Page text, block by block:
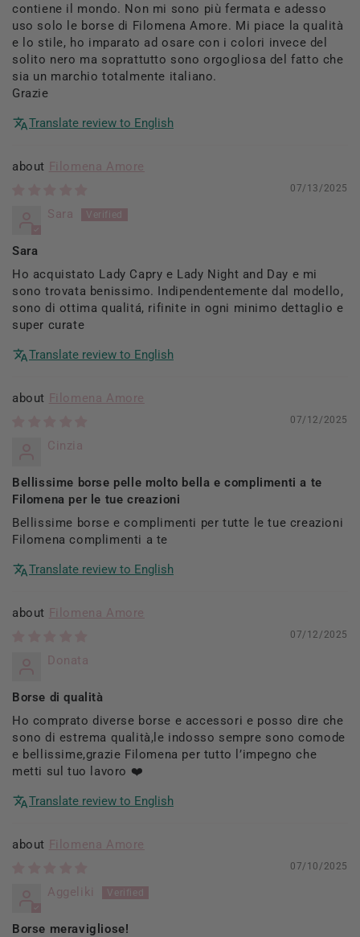
contiene il mondo. Non mi sono più fermata e adesso
uso solo le borse di Filomena Amore. Mi piace la qualità
e lo stile, ho imparato ad osare con i colori invece del
solito nero ma soprattutto sono orgogliosa del fatto che
sia un marchio totalmente italiano.
Grazie
Translate review to English
Filomena Amore
07/13/2025
Sara
Sara
Ho acquistato Lady Capry e Lady Night and Day e mi
sono trovata benissimo. Indipendentemente dal modello,
sono di ottima qualitá, rifinite in ogni minimo dettaglio e
super curate
Translate review to English
Filomena Amore
07/12/2025
Cinzia
Bellissime borse pelle molto bella e complimenti a te
Filomena per le tue creazioni
Bellissime borse e complimenti per tutte le tue creazioni
Filomena complimenti a te
Translate review to English
Filomena Amore
07/12/2025
Donata
Borse di qualità
Ho comprato diverse borse e accessori e posso dire che
sono di estrema qualità,le indosso sempre sono comode
e bellissime,grazie Filomena per tutto l’impegno che
metti sul tuo lavoro ❤️
Translate review to English
Filomena Amore
07/10/2025
Aggeliki
Borse meravigliose!